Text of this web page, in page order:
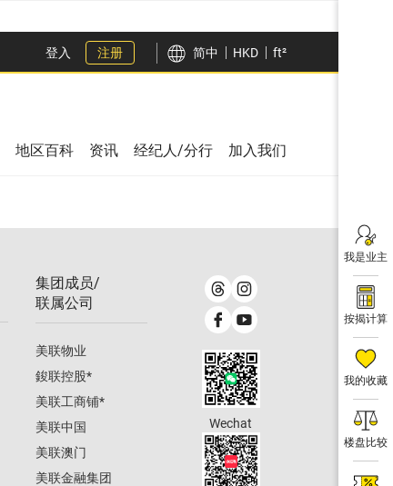
登入 注册 简中 HKD ft²
我是业主
按揭计算
我的收藏
楼盘比较
地区百科 资讯 经纪人/分行 加入我们
集团成员/
联属公司
美联物业
鋑联控股*
美联工商铺*
美联中国
美联澳门
美联金融集团
Wechat